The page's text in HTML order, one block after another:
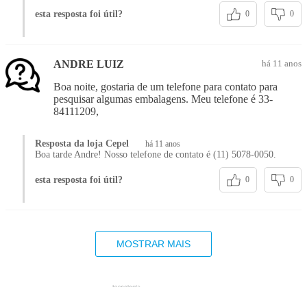
esta resposta foi útil? 0 0
ANDRE LUIZ há 11 anos
Boa noite, gostaria de um telefone para contato para
pesquisar algumas embalagens. Meu telefone é 33-
84111209,
Resposta da loja Cepel há 11 anos
Boa tarde Andre! Nosso telefone de contato é (11) 5078-0050.
esta resposta foi útil? 0 0
MOSTRAR MAIS